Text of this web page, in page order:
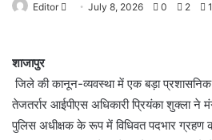
Editor
a
n
e
July 8, 2026 0 2
शाजापुर
जिले की कानून-व्यवस्था में एक बड़ा
तेजतर्रार आईपीएस अधिकारी प्रियंका शुक्ला ने
पुलिस अधीक्षक के रूप में विधिवत पदभार ग्रहण